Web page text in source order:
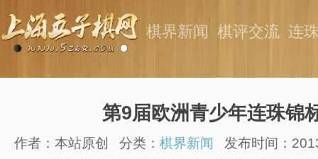
棋界新闻 棋评交流 连
第9届欧洲青少年连珠锦
作者：本站原创 分类： 棋界新闻 发布时间：